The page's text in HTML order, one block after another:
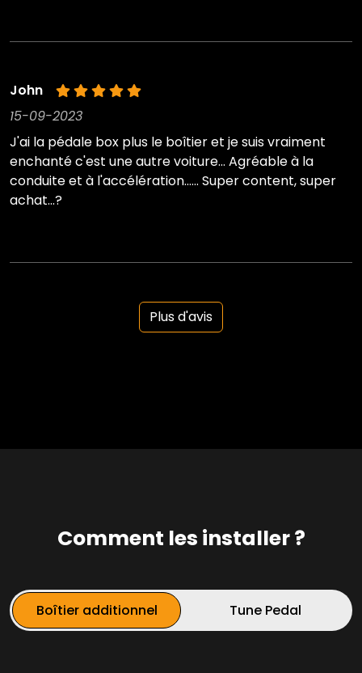
John
15-09-2023
J'ai la pédale box plus le boîtier et je suis vraiment
enchanté c'est une autre voiture... Agréable à la
conduite et à l'accélération...... Super content, super
achat...?
Plus d'avis
Comment les installer ?
Boîtier additionnel Tune Pedal